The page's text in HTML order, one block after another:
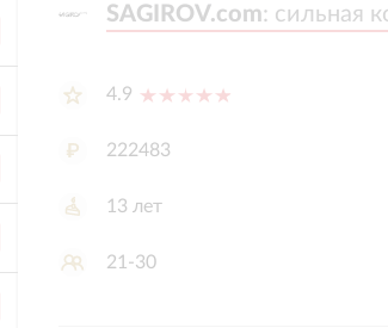
SAGIROV.com: сильная
SAGIROV.com: сильная
4.9
222483
13 лет
21-30